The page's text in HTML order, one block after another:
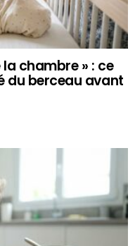
chambre » : ce
du berceau avant